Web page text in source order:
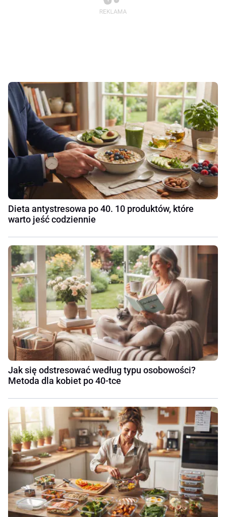
Dieta antystresowa po 40. 10 produktów, które
warto jeść codziennie
Jak się odstresować według typu osobowości?
Metoda dla kobiet po 40-tce